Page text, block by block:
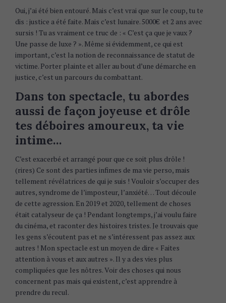
Oui, j’ai été bien entouré. Mais c’est vrai que sur le coup, tu te
dis : justice a été faite. Mais c’est lunaire. 5000€ et 2 ans avec
sursis ! Tu as vraiment ce truc de : « C’est ça que je vaux ?
Une passe de luxe ? ». Même si évidemment, ce qui est
important, c’est la notion de reconnaissance de statut de
victime. Porter plainte et aller au bout d’une démarche en
justice, c’est un parcours du combattant.
Dans ton spectacle, tu abordes
aussi de façon joyeuse et drôle
tes déboires amoureux, ta vie
intime…
C’est exacerbé et arrangé pour que ce soit plus drôle !
(rires) Ce sont des parties infimes de ma vie perso, mais
tellement révélatrices de qui je suis ! Vouloir s’occuper des
autres, syndrome de l’imposteur, l’anxiété… Tout découle
de cette agression. En 2019 et 2020, tellement de choses
était catalyseur de ça ! Pendant longtemps, j’ai voulu faire
du cinéma, et raconter des histoires tristes. Je trouvais que
les gens s’écoutent pas et ne s’intéressent pas assez aux
autres ! Mon spectacle est un moyen de dire « Faites
attention à vous et aux autres ». Il y a des vies plus
compliquées que les nôtres. Voir des choses qui nous
concernent pas mais qui existent, c’est apprendre à
prendre du recul.
S
c
h
o